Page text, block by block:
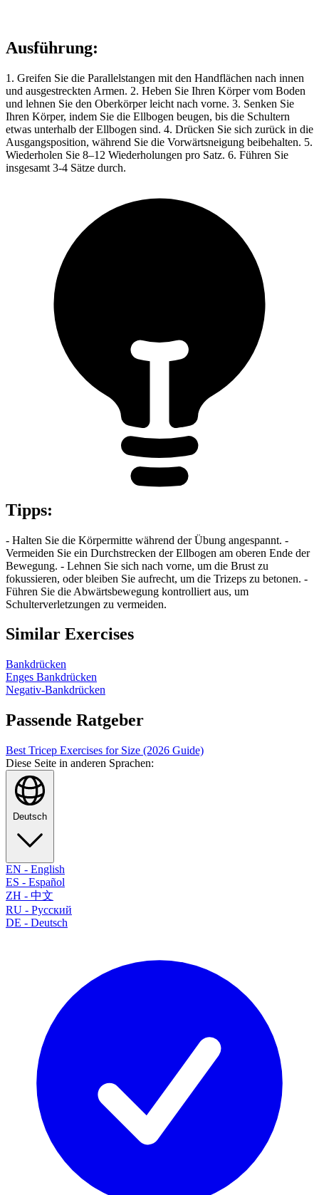
Ausführung:
1. Greifen Sie die Parallelstangen mit den Handflächen nach innen
und ausgestreckten Armen. 2. Heben Sie Ihren Körper vom Boden
und lehnen Sie den Oberkörper leicht nach vorne. 3. Senken Sie
Ihren Körper, indem Sie die Ellbogen beugen, bis die Schultern
etwas unterhalb der Ellbogen sind. 4. Drücken Sie sich zurück in die
Ausgangsposition, während Sie die Vorwärtsneigung beibehalten. 5.
Wiederholen Sie 8–12 Wiederholungen pro Satz. 6. Führen Sie
insgesamt 3-4 Sätze durch.
Tipps:
- Halten Sie die Körpermitte während der Übung angespannt. -
Vermeiden Sie ein Durchstrecken der Ellbogen am oberen Ende der
Bewegung. - Lehnen Sie sich nach vorne, um die Brust zu
fokussieren, oder bleiben Sie aufrecht, um die Trizeps zu betonen. -
Führen Sie die Abwärtsbewegung kontrolliert aus, um
Schulterverletzungen zu vermeiden.
Similar Exercises
Bankdrücken
Enges Bankdrücken
Negativ-Bankdrücken
Passende Ratgeber
Best Tricep Exercises for Size (2026 Guide)
Diese Seite in anderen Sprachen:
Deutsch
EN - English
ES - Español
ZH - 中文
RU - Русский
DE - Deutsch